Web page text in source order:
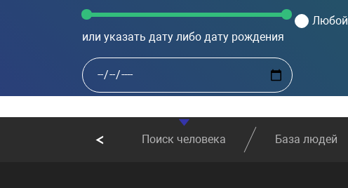
или указать дату либо дату рождения
Любой
Поиск человека База людей